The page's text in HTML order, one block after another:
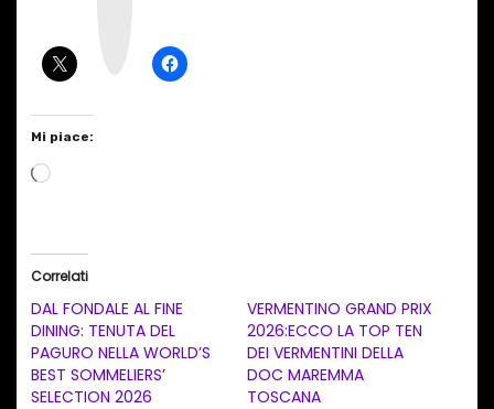
Mi piace:
C
a
m
e
Correlati
DAL FONDALE AL FINE
DINING: TENUTA DEL
PAGURO NELLA WORLD’S
BEST SOMMELIERS’
SELECTION 2026
VERMENTINO GRAND PRIX
2026:ECCO LA TOP TEN
DEI VERMENTINI DELLA
DOC MAREMMA
TOSCANA